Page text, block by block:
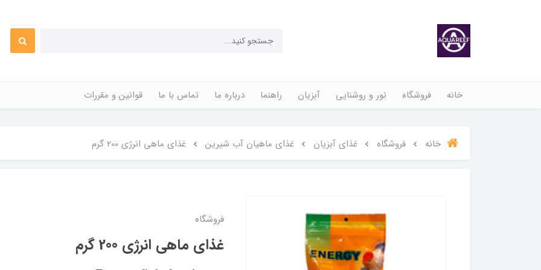
خانه فروشگاه نور و روشنایی آبزیان راهنما درباره ما تماس با ما قوانین و مقررات
خانه فروشگاه غذای آبزیان غذای ماهیان آب شیرین غذای ماهی انرژی 200 گرم
فروشگاه
غذای ماهی انرژی 200 گرم